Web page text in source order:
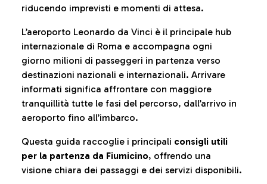
riducendo imprevisti e momenti di attesa.
L’aeroporto Leonardo da Vinci è il principale hub
internazionale di Roma e accompagna ogni
giorno milioni di passeggeri in partenza verso
destinazioni nazionali e internazionali. Arrivare
informati significa affrontare con maggiore
tranquillità tutte le fasi del percorso, dall’arrivo in
aeroporto fino all’imbarco.
Questa guida raccoglie i principali consigli utili
per la partenza da Fiumicino, offrendo una
visione chiara dei passaggi e dei servizi disponibili.